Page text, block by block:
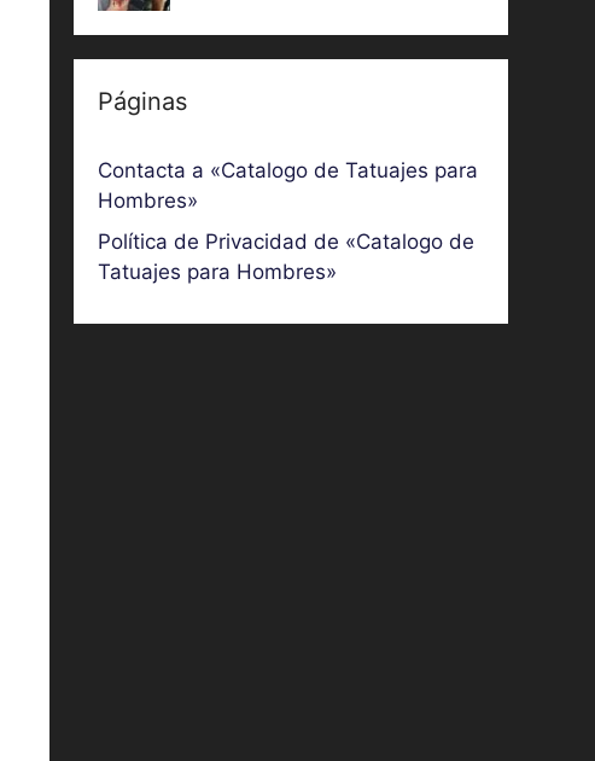
Páginas
Contacta a «Catalogo de Tatuajes para
Hombres»
Política de Privacidad de «Catalogo de
Tatuajes para Hombres»